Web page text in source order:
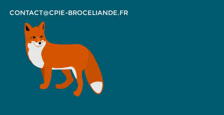
CONTACT@CPIE-BROCELIANDE.FR